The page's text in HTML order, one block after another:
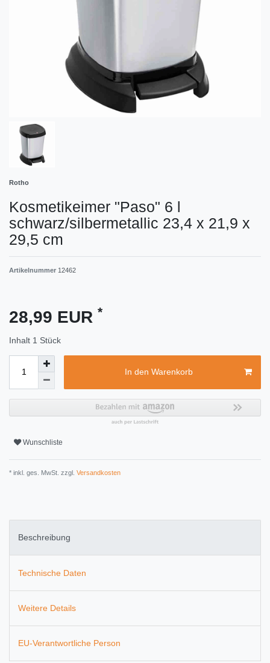
Rotho
Kosmetikeimer "Paso" 6 l
schwarz/silbermetallic 23,4 x 21,9 x
29,5 cm
Artikelnummer 12462
28,99 EUR *
Inhalt 1 Stück
In den Warenkorb
Wunschliste
* inkl. ges. MwSt. zzgl. Versandkosten
Beschreibung
Technische Daten
Weitere Details
EU-Verantwortliche Person